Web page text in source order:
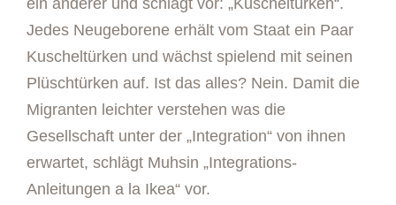
Jedes Neugeborene erhält vom Staat ein Paar
Kuscheltürken und wächst spielend mit seinen
Plüschtürken auf. Ist das alles? Nein. Damit die
Migranten leichter verstehen was die
Gesellschaft unter der „Integration“ von ihnen
erwartet, schlägt Muhsin „Integrations-
Anleitungen a la Ikea“ vor.